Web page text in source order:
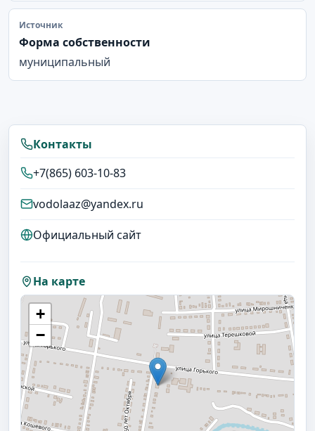
Источник
Форма собственности
муниципальный
Контакты
+7(865) 603-10-83
vodolaaz@yandex.ru
Официальный сайт
На карте
+
−